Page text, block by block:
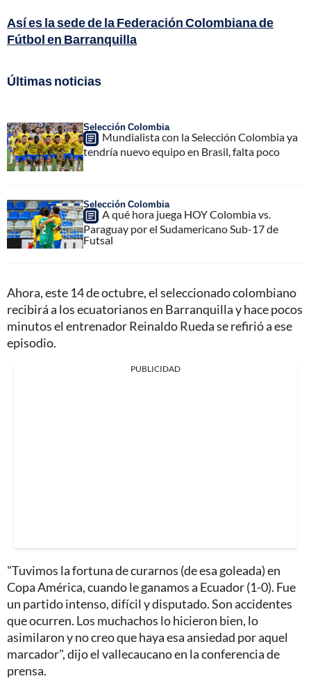
Así es la sede de la Federación Colombiana de
Fútbol en Barranquilla
Últimas noticias
Selección Colombia
Mundialista con la Selección Colombia ya
tendría nuevo equipo en Brasil, falta poco
Selección Colombia
A qué hora juega HOY Colombia vs.
Paraguay por el Sudamericano Sub-17 de
Futsal
Ahora, este 14 de octubre, el seleccionado colombiano
recibirá a los ecuatorianos en Barranquilla y hace pocos
minutos el entrenador Reinaldo Rueda se refirió a ese
episodio.
PUBLICIDAD
"Tuvimos la fortuna de curarnos (de esa goleada) en
Copa América, cuando le ganamos a Ecuador (1-0). Fue
un partido intenso, difícil y disputado. Son accidentes
que ocurren. Los muchachos lo hicieron bien, lo
asimilaron y no creo que haya esa ansiedad por aquel
marcador", dijo el vallecaucano en la conferencia de
prensa.